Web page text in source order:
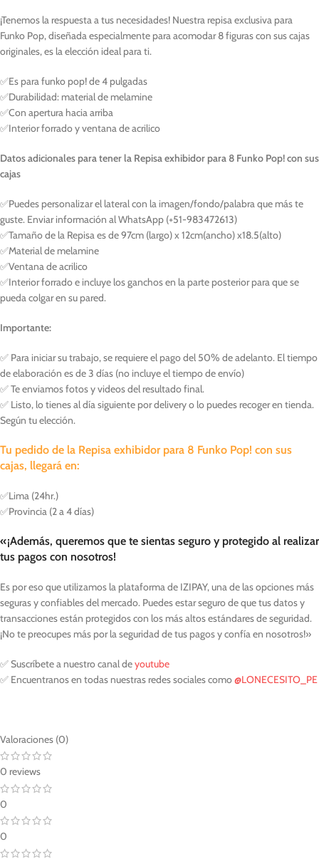
¡Tenemos la respuesta a tus necesidades! Nuestra repisa exclusiva para
Funko Pop, diseñada especialmente para acomodar 8 figuras con sus cajas
originales, es la elección ideal para ti.
✅Es para funko pop! de 4 pulgadas
✅Durabilidad: material de melamine
✅Con apertura hacia arriba
✅Interior forrado y ventana de acrilico
Datos adicionales para tener la Repisa exhibidor para 8 Funko Pop! con sus
cajas
✅Puedes personalizar el lateral con la imagen/fondo/palabra que más te
guste. Enviar información al WhatsApp (+51-983472613)
✅Tamaño de la Repisa es de 97cm (largo) x 12cm(ancho) x18.5(alto)
✅Material de melamine
✅Ventana de acrilico
✅Interior forrado e incluye los ganchos en la parte posterior para que se
pueda colgar en su pared.
Importante:
✅ Para iniciar su trabajo, se requiere el pago del 50% de adelanto. El tiempo
de elaboración es de 3 días (no incluye el tiempo de envío)
✅ Te enviamos fotos y videos del resultado final.
✅ Listo, lo tienes al día siguiente por delivery o lo puedes recoger en tienda.
Según tu elección.
Tu pedido de la Repisa exhibidor para 8 Funko Pop! con sus
cajas, llegará en:
✅Lima (24hr.)
✅Provincia (2 a 4 días)
«¡Además, queremos que te sientas seguro y protegido al realizar
tus pagos con nosotros!
Es por eso que utilizamos la plataforma de IZIPAY, una de las opciones más
seguras y confiables del mercado. Puedes estar seguro de que tus datos y
transacciones están protegidos con los más altos estándares de seguridad.
¡No te preocupes más por la seguridad de tus pagos y confía en nosotros!»
✅ Suscríbete a nuestro canal deyoutube
✅ Encuentranos en todas nuestras redes sociales como@LONECESITO_PE
Valoraciones (0)
0 reviews
0
0